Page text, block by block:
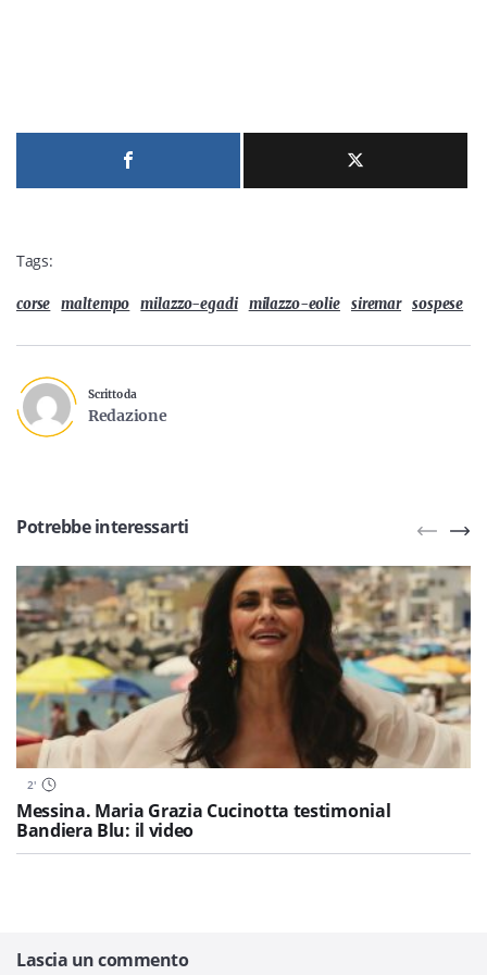
Tags:
corse maltempo milazzo-egadi milazzo-eolie siremar sospese
Scritto da
Redazione
Potrebbe interessarti
2'
Messina. Maria Grazia Cucinotta testimonial
Bandiera Blu: il video
Lascia un commento